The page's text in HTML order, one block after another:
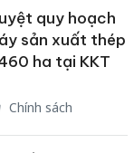
quy hoạch
sản xuất thép
ha tại KKT
Chính sách